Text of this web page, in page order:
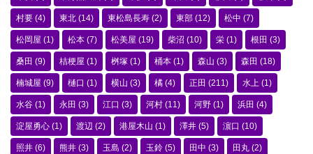
村要 (4) 東北 (14) 東松島長寿 (2) 東部 (12) 松中 (7)
松岡屋 (1) 松本 (7) 松美屋 (19) 柴沼 (10) 栄 (1) 根田 (3)
桑田 (9) 桔梗屋 (1) 桝塚 (1) 桶本 (1) 森山 (3) 森田 (18)
楠城屋 (9) 樋口 (1) 横山 (3) 橘 (4) 正田 (211) 水上 (1)
水谷 (1) 永田 (3) 江口 (3) 河村 (11) 河野 (1) 浜田 (4)
淀屋勇心 (1) 渡辺 (2) 港屋木山 (1) 澤井 (5) 濵口 (10)
照井 (6) 熊井 (3) 玉島 (2) 玉鈴 (5) 田中 (3) 田丸 (2)